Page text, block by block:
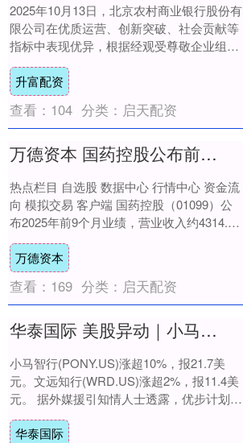
2025年10月13日，北京农村商业银行股份有
限公司在优质运营、创新突破、社会贡献等
指标中表现优异，根据经观受尊敬企业组委
会初步评估，入围《经济观察报》2024....
升富配资
查看： 104 分类： 启天配资
万德资本 国药控股公布前三季度业绩 归母净利润约5307亿元同比增长053%
热点栏目 自选股 数据中心 行情中心 资金流
向 模拟交易 客户端 国药控股（01099）公
布2025年前9个月业绩，营业收入约4314.79
亿元，同比减少2.4....
万德资本
查看： 169 分类： 启天配资
华泰国际 美股异动｜小马智行涨超10%，文远知行涨超2%，优步据报有意投资两家公司的香港上市交易
小马智行(PONY.US)涨超10%，报21.7美
元。文远知行(WRD.US)涨超2%，报11.4美
元。 据外媒援引知情人士透露，优步计划投
资小马智行和文远知行....
华泰国际